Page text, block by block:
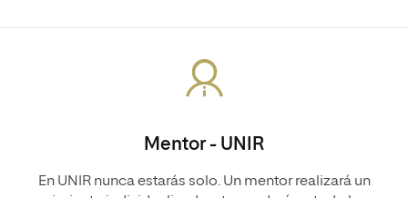
Mentor - UNIR
En UNIR nunca estarás solo. Un mentor realizará un